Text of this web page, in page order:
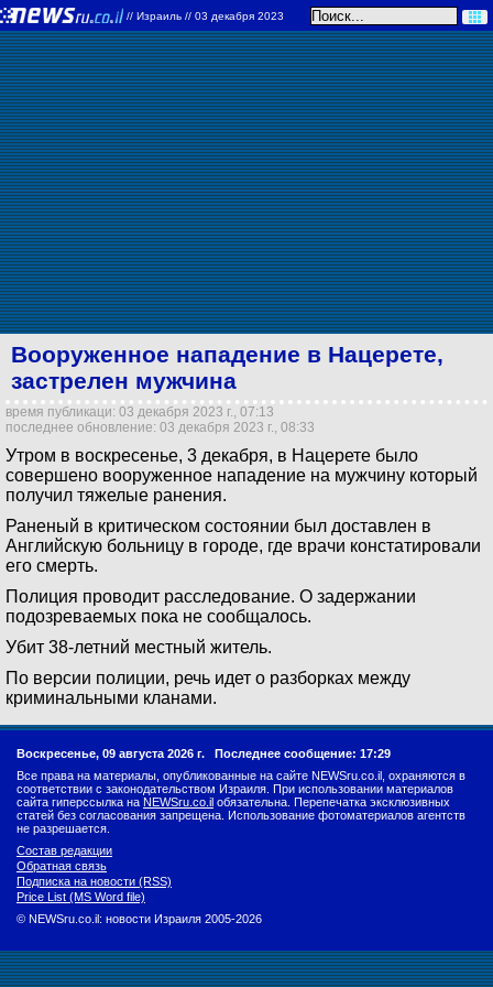
// Израиль // 03 декабря 2023
Вооруженное нападение в Нацерете,
застрелен мужчина
время публикаци: 03 декабря 2023 г., 07:13
последнее обновление: 03 декабря 2023 г., 08:33
Утром в воскресенье, 3 декабря, в Нацерете было
совершено вооруженное нападение на мужчину который
получил тяжелые ранения.
Раненый в критическом состоянии был доставлен в
Английскую больницу в городе, где врачи констатировали
его смерть.
Полиция проводит расследование. О задержании
подозреваемых пока не сообщалось.
Убит 38-летний местный житель.
По версии полиции, речь идет о разборках между
криминальными кланами.
Воскресенье, 09 августа 2026 г. Последнее сообщение: 17:29
Все права на материалы, опубликованные на сайте NEWSru.co.il, охраняются в
соответствии с законодательством Израиля. При использовании материалов
сайта гиперссылка на NEWSru.co.il обязательна. Перепечатка эксклюзивных
статей без согласования запрещена. Использование фотоматериалов агентств
не разрешается.
Состав редакции
Обратная связь
Подписка на новости (RSS)
Price List (MS Word file)
© NEWSru.co.il: новости Израиля 2005-2026